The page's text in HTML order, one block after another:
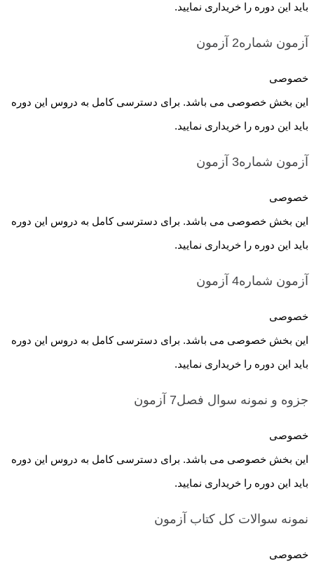
باید این دوره را خریداری نمایید.
آزمون شماره2 آزمون
خصوصی
این بخش خصوصی می باشد. برای دسترسی کامل به دروس این دوره
باید این دوره را خریداری نمایید.
آزمون شماره3 آزمون
خصوصی
این بخش خصوصی می باشد. برای دسترسی کامل به دروس این دوره
باید این دوره را خریداری نمایید.
آزمون شماره4 آزمون
خصوصی
این بخش خصوصی می باشد. برای دسترسی کامل به دروس این دوره
باید این دوره را خریداری نمایید.
جزوه و نمونه سوال فصل7 آزمون
خصوصی
این بخش خصوصی می باشد. برای دسترسی کامل به دروس این دوره
باید این دوره را خریداری نمایید.
نمونه سوالات کل کتاب آزمون
خصوصی